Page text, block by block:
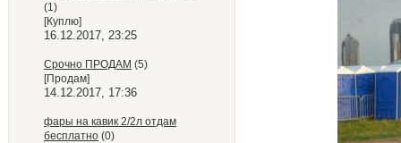
(1)
[Куплю]
16.12.2017, 23:25
Срочно ПРОДАМ (5)
[Продам]
14.12.2017, 17:36
фары на кавик 2/2л отдам
бесплатно (0)